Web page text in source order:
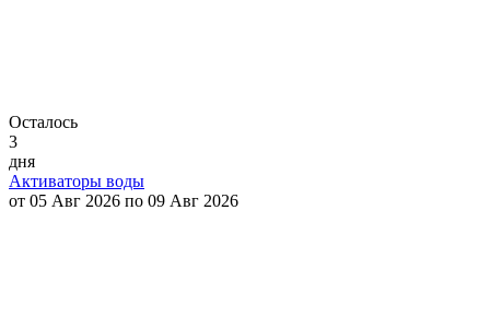
Осталось
3
дня
Активаторы воды
от 05 Авг 2026 по 09 Авг 2026